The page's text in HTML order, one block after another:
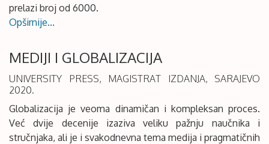
prelazi broj od 6000.
Opširnije...
MEDIJI I GLOBALIZACIJA
UNIVERSITY PRESS, MAGISTRAT IZDANJA, SARAJEVO
2020.
Globalizacija je veoma dinamičan i kompleksan proces.
Već dvije decenije izaziva veliku pažnju naučnika i
stručnjaka, ali je i svakodnevna tema medija i pragmatičnih